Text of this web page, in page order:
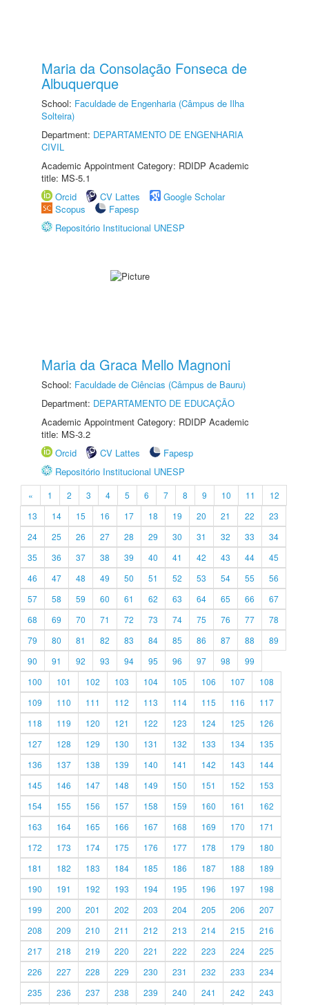
Maria da Consolação Fonseca de
Albuquerque
School: Faculdade de Engenharia (Câmpus de Ilha
Solteira)
Department: DEPARTAMENTO DE ENGENHARIA
CIVIL
Academic Appointment Category: RDIDP Academic
title: MS-5.1
Orcid
CV Lattes
Google Scholar
Scopus
Fapesp
Repositório Institucional UNESP
Maria da Graca Mello Magnoni
School: Faculdade de Ciências (Câmpus de Bauru)
Department: DEPARTAMENTO DE EDUCAÇÃO
Academic Appointment Category: RDIDP Academic
title: MS-3.2
Orcid
CV Lattes
Fapesp
Repositório Institucional UNESP
« 1 2 3 4 5 6 7 8 9 10 11
12
13
14 15 16 17 18 19 20 21 22
23
24
25 26 27 28 29 30 31 32 33
34
35
36 37 38 39 40 41 42 43 44
45
46
47 48 49 50 51 52 53 54 55
56
57
58 59 60 61 62 63 64 65 66
67
68
69 70 71 72 73 74 75 76 77
78
79
80 81 82 83 84 85 86 87 88
89
90
91 92 93 94 95 96 97 98
99
100
101 102 103 104 105 106 107
108
109
110 111 112 113 114 115 116
117
118
119 120 121 122 123 124 125
126
127
128 129 130 131 132 133 134
135
136
137 138 139 140 141 142 143
144
145
146 147 148 149 150 151 152
153
154
155 156 157 158 159 160 161
162
163
164 165 166 167 168 169 170
171
172
173 174 175 176 177 178 179
180
181
182 183 184 185 186 187 188
189
190
191 192 193 194 195 196 197
198
199
200 201 202 203 204 205 206
207
208
209 210 211 212 213 214 215
216
217
218 219 220 221 222 223 224
225
226
227 228 229 230 231 232 233
234
235
236 237 238 239 240 241 242 243